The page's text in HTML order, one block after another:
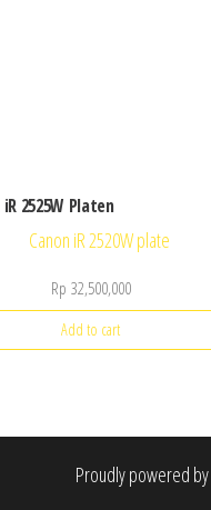
2525W Platen
Rp 32,500,000
Add to cart
Proudly powered by